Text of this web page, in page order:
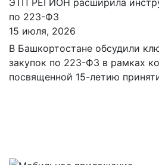
ЭТП РЕГИОН расширила
по 223-ФЗ
15 июля, 2026
В Башкортостане обсудили
закупок по 223-ФЗ в рамках
посвященной 15-летию